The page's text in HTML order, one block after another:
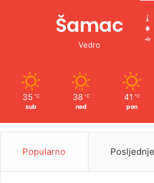
Šamac
Vedro
35 ℃
sub
38 ℃
ned
41 ℃
pon
Popularno Posljednje